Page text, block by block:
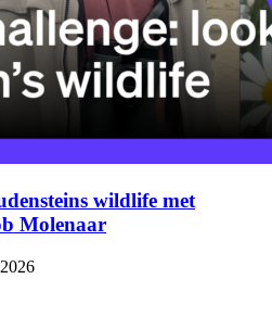
wildlife met
Molenaar